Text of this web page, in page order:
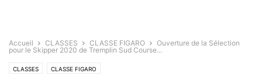
Accueil CLASSES CLASSE FIGARO
Ouverture de la Sélection
pour le Skipper 2020 de Tremplin Sud Course...
CLASSES CLASSE FIGARO